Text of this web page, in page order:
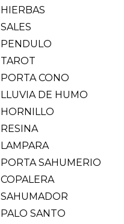
HIERBAS
SALES
PENDULO
TAROT
PORTA CONO
LLUVIA DE HUMO
HORNILLO
RESINA
LAMPARA
PORTA SAHUMERIO
COPALERA
SAHUMADOR
PALO SANTO